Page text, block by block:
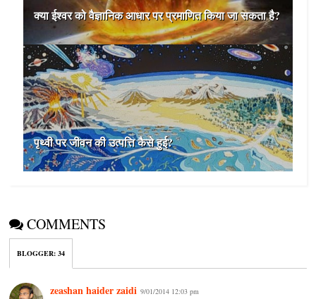
क्‍या ईश्‍वर को वैज्ञानिक आधार पर प्रमाणित किया जा सकता है?
पृथ्वी पर जीवन की उत्पत्ति कैसे हुई?
COMMENTS
BLOGGER:34
zeashan haider zaidi 9/01/2014 12:03 pm